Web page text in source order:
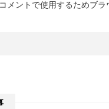
メントで使用するためブ